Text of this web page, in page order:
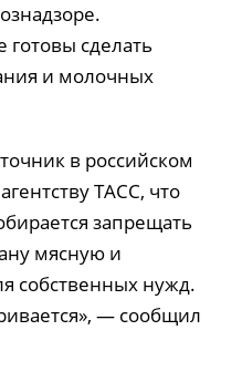
сделать
и молочных
в российском
ТАСС, что
запрещать
мясную и
собственных нужд.
— сообщил